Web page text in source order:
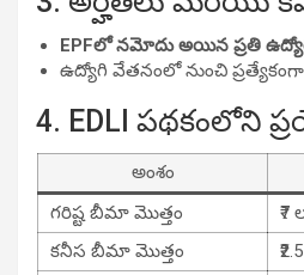
EPFలో నమోదు అయిన ప్రతి
ఉద్యోగి వేతనంలో నుంచి
4. EDLI పథకంలోని
అంశం
గరిష్ట బీమా మొత్తం
₹7
కనీస బీమా మొత్తం